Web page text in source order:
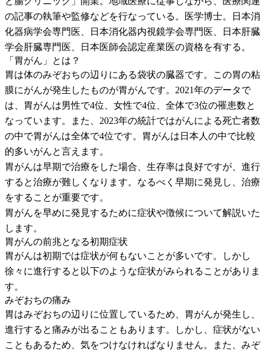
の記事の執筆や監修などを行なっている。医学博士。日本消
化器病学会専門医、日本消化器内視鏡学会専門医、日本肝臓
学会肝臓専門医、日本医師会認定産業医の資格を有する。
「胃がん」とは？
胃は体のみぞおちの辺りにある袋状の臓器です。この胃の粘
膜にがんが発生したものが胃がんです。2021年のデータで
は、胃がんは男性で4位、女性で4位、全体で3位の罹患数と
なっています。また、2023年の統計ではがんによる死亡者数
の中で胃がんは全体で4位です。胃がんは日本人の中で比較
的多いがんと言えます。
胃がんは早期で治療をした場合、生存率は良好ですが、進行
すると治療が難しくなります。なるべく早期に発見し、治療
をすることが重要です。
胃がんを早めに発見するために症状や徴候について解説いた
します。
胃がんの前兆となる初期症状
胃がんは初期では症状が何もないことが多いです。しかし
徐々に進行すると以下のような症状がみられることがありま
す。
みぞおちの痛み
胃はみぞおちの辺りに位置しているため、胃がんが発生し、
進行すると痛みが出ることもあります。しかし、症状がない
こともあるため、気をつけなければなりません。また、みぞ